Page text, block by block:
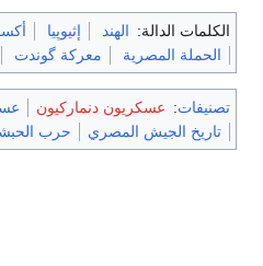
الكلمات الدالة: الهند إثيوپيا
الحملة المصرية
معركة گوندت
تصنيفات: عسكريون دنماركيون
تاريخ الجيش المصري
حرب